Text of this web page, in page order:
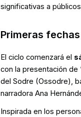
significativas a
Primeras fechas
El ciclo comenzará el
con la presentación de
del Sodre (Ossodre),
narradora Ana
Inspirada en los